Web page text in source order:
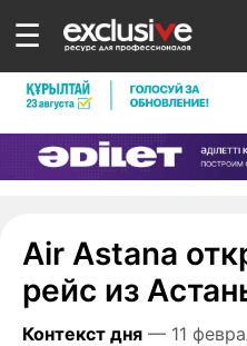
☰
Air Astana
рейс из
Контекст дня — 11